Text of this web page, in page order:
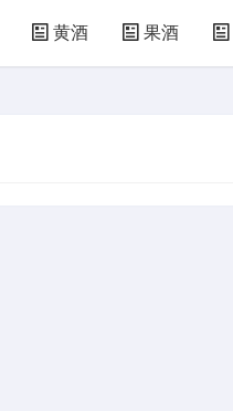
黄酒 果酒